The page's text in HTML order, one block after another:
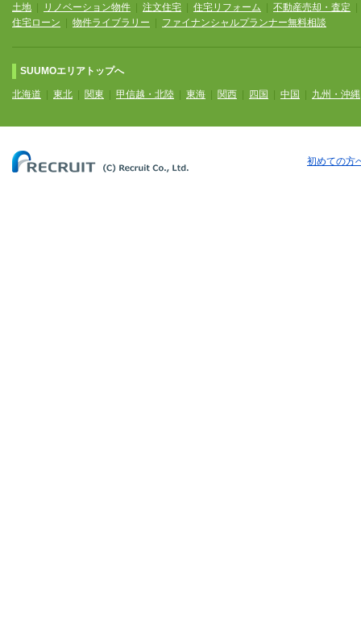
土地
リノベーション物件 注文住宅 住宅リフォーム 不動産売却・査定
住宅ローン
物件ライブラリー ファイナンシャルプランナー無料相談
SUUMOエリアトップへ
北海道 東北 関東 甲信越・北陸 東海 関西 四国 中国 九州・沖縄
初めての方